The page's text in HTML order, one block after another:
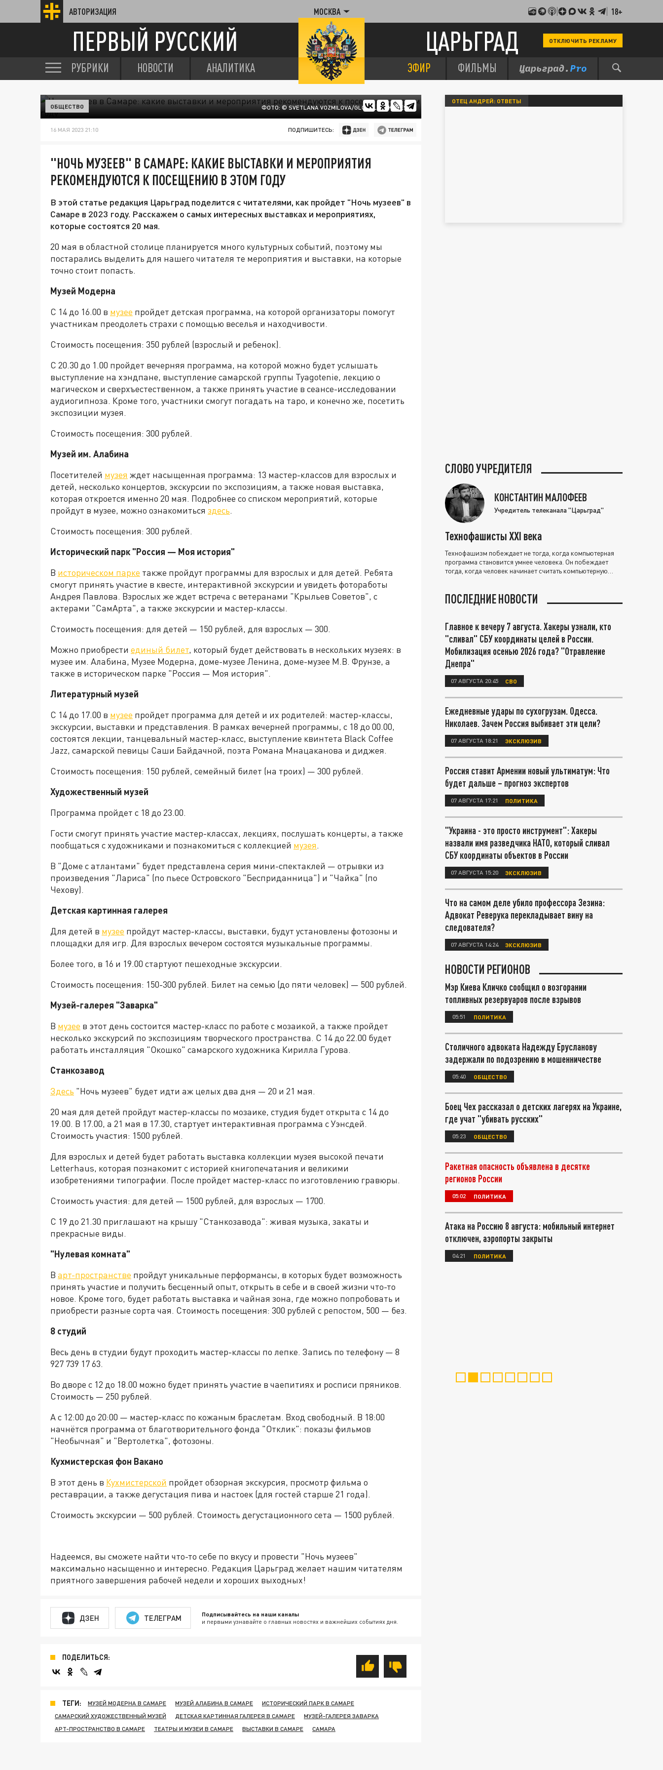
АВТОРИЗАЦИЯ МОСКВА 18+
ПЕРВЫЙ РУССКИЙ ЦАРЬГРАД ОТКЛЮЧИТЬ РЕКЛАМУ
РУБРИКИ НОВОСТИ АНАЛИТИКА ЭФИР ФИЛЬМЫ
ФОТО: © SVETLANA VOZMILOVA/GLOBALLOOKPRESS
ОБЩЕСТВО
16 МАЯ 2023 21:10 ПОДПИШИТЕСЬ:
"НОЧЬ МУЗЕЕВ" В САМАРЕ: КАКИЕ ВЫСТАВКИ И МЕРОПРИЯТИЯ
РЕКОМЕНДУЮТСЯ К ПОСЕЩЕНИЮ В ЭТОМ ГОДУ
В этой статье редакция Царьград поделится с читателями, как пройдет "Ночь музеев" в
Самаре в 2023 году. Расскажем о самых интересных выставках и мероприятиях,
которые состоятся 20 мая.
20 мая в областной столице планируется много культурных событий, поэтому мы
постарались выделить для нашего читателя те мероприятия и выставки, на которые
точно стоит попасть.
Музей Модерна
С 14 до 16.00 в музее пройдет детская программа, на которой организаторы помогут
участникам преодолеть страхи с помощью веселья и находчивости.
Стоимость посещения: 350 рублей (взрослый и ребенок).
С 20.30 до 1.00 пройдет вечерняя программа, на которой можно будет услышать
выступление на хэндпане, выступление самарской группы Tyagotenie, лекцию о
магическом и сверхъестественном, а также принять участие в сеансе-исследовании
аудиогипноза. Кроме того, участники смогут погадать на таро, и конечно же, посетить
экспозиции музея.
Стоимость посещения: 300 рублей.
Музей им. Алабина
Посетителей музея ждет насыщенная программа: 13 мастер-классов для взрослых и
детей, несколько концертов, экскурсии по экспозициям, а также новая выставка,
которая откроется именно 20 мая. Подробнее со списком мероприятий, которые
пройдут в музее, можно ознакомиться здесь.
Стоимость посещения: 300 рублей.
Исторический парк "Россия — Моя история"
В историческом парке также пройдут программы для взрослых и для детей. Ребята
смогут принять участие в квесте, интерактивной экскурсии и увидеть фотоработы
Андрея Павлова. Взрослых же ждет встреча с ветеранами "Крыльев Советов", с
актерами "СамАрта", а также экскурсии и мастер-классы.
Стоимость посещения: для детей — 150 рублей, для взрослых — 300.
Можно приобрести единый билет, который будет действовать в нескольких музеях: в
музее им. Алабина, Музее Модерна, доме-музее Ленина, доме-музее М.В. Фрунзе, а
также в историческом парке "Россия — Моя история".
Литературный музей
С 14 до 17.00 в музее пройдет программа для детей и их родителей: мастер-классы,
экскурсии, выставки и представления. В рамках вечерней программы, с 18 до 00.00,
состоятся лекции, танцевальный мастер-класс, выступление квинтета Black Coffee
Jazz, самарской певицы Саши Байдачной, поэта Романа Мнацаканова и диджея.
Стоимость посещения: 150 рублей, семейный билет (на троих) — 300 рублей.
Художественный музей
Программа пройдет с 18 до 23.00.
Гости смогут принять участие мастер-классах, лекциях, послушать концерты, а также
пообщаться с художниками и познакомиться с коллекцией музея.
В "Доме с атлантами" будет представлена серия мини-спектаклей — отрывки из
произведения "Лариса" (по пьесе Островского "Бесприданница") и "Чайка" (по
Чехову).
Детская картинная галерея
Для детей в музее пройдут мастер-классы, выставки, будут установлены фотозоны и
площадки для игр. Для взрослых вечером состоятся музыкальные программы.
Более того, в 16 и 19.00 стартуют пешеходные экскурсии.
Стоимость посещения: 150-300 рублей. Билет на семью (до пяти человек) — 500 рублей.
Музей-галерея "Заварка"
В музее в этот день состоится мастер-класс по работе с мозаикой, а также пройдет
несколько экскурсий по экспозициям творческого пространства. С 14 до 22.00 будет
работать инсталляция "Окошко" самарского художника Кирилла Гурова.
Станкозавод
Здесь "Ночь музеев" будет идти аж целых два дня — 20 и 21 мая.
20 мая для детей пройдут мастер-классы по мозаике, студия будет открыта с 14 до
19.00. В 17.00, а 21 мая в 17.30, стартует интерактивная программа с Уэнсдей.
Стоимость участия: 1500 рублей.
Для взрослых и детей будет работать выставка коллекции музея высокой печати
Letterhaus, которая познакомит с историей книгопечатания и великими
изобретениями типографии. После пройдет мастер-класс по изготовлению гравюры.
Стоимость участия: для детей — 1500 рублей, для взрослых — 1700.
С 19 до 21.30 приглашают на крышу "Станкозавода": живая музыка, закаты и
прекрасные виды.
"Нулевая комната"
В арт-пространстве пройдут уникальные перформансы, в которых будет возможность
принять участие и получить бесценный опыт, открыть в себе и в своей жизни что-то
новое. Кроме того, будет работать выставка и чайная зона, где можно попробовать и
приобрести разные сорта чая. Стоимость посещения: 300 рублей с репостом, 500 — без.
8 студий
Весь день в студии будут проходить мастер-классы по лепке. Запись по телефону — 8
927 739 17 63.
Во дворе с 12 до 18.00 можно будет принять участие в чаепитиях и росписи пряников.
Стоимость — 250 рублей.
А с 12:00 до 20:00 — мастер-класс по кожаным браслетам. Вход свободный. В 18:00
начнётся программа от благотворительного фонда "Отклик": показы фильмов
"Необычная" и "Вертолетка", фотозоны.
Кухмистерская фон Вакано
В этот день в Кухмистерской пройдет обзорная экскурсия, просмотр фильма о
реставрации, а также дегустация пива и настоек (для гостей старше 21 года).
Стоимость экскурсии — 500 рублей. Стоимость дегустационного сета — 1500 рублей.
Надеемся, вы сможете найти что-то себе по вкусу и провести "Ночь музеев"
максимально насыщенно и интересно. Редакция Царьград желает нашим читателям
приятного завершения рабочей недели и хороших выходных!
ДЗЕН ТЕЛЕГРАМ Подписывайтесь на наши каналы
и первыми узнавайте о главных новостях и важнейших событиях дня.
ПОДЕЛИТЬСЯ:
ТЕГИ: МУЗЕЙ МОДЕРНА В САМАРЕ МУЗЕЙ АЛАБИНА В САМАРЕ
ИСТОРИЧЕСКИЙ ПАРК В САМАРЕ
САМАРСКИЙ ХУДОЖЕСТВЕННЫЙ МУЗЕЙ
ДЕТСКАЯ КАРТИННАЯ ГАЛЕРЕЯ В САМАРЕ
МУЗЕЙ-ГАЛЕРЕЯ ЗАВАРКА
АРТ-ПРОСТРАНСТВО В САМАРЕ
ТЕАТРЫ И МУЗЕИ В САМАРЕ ВЫСТАВКИ В САМАРЕ САМАРА
ОТЕЦ АНДРЕЙ: ОТВЕТЫ
СЛОВО УЧРЕДИТЕЛЯ
КОНСТАНТИН МАЛОФЕЕВ
Учредитель телеканала "Царьград"
Технофашисты XXI века
Технофашизм побеждает не тогда, когда компьютерная
программа становится умнее человека. Он побеждает
тогда, когда человек начинает считать компьютерную
ПОСЛЕДНИЕ НОВОСТИ
Главное к вечеру 7 августа. Хакеры узнали, кто
"сливал" СБУ координаты целей в России.
Мобилизация осенью 2026 года? "Отравление
Днепра"
07 АВГУСТА 20:45 СВО
Ежедневные удары по сухогрузам. Одесса.
Николаев. Зачем Россия выбивает эти цели?
07 АВГУСТА 18:21 ЭКСКЛЮЗИВ
Россия ставит Армении новый ультиматум: Что
будет дальше – прогноз экспертов
07 АВГУСТА 17:21 ПОЛИТИКА
"Украина - это просто инструмент": Хакеры
назвали имя разведчика НАТО, который сливал
СБУ координаты объектов в России
07 АВГУСТА 15:20 ЭКСКЛЮЗИВ
Что на самом деле убило профессора Зезина:
Адвокат Реверука перекладывает вину на
следователя?
07 АВГУСТА 14:24 ЭКСКЛЮЗИВ
НОВОСТИ РЕГИОНОВ
Мэр Киева Кличко сообщил о возгорании
топливных резервуаров после взрывов
05:51 ПОЛИТИКА
Столичного адвоката Надежду Ерусланову
задержали по подозрению в мошенничестве
05:40 ОБЩЕСТВО
Боец Чех рассказал о детских лагерях на Украине,
где учат "убивать русских"
05:23 ОБЩЕСТВО
Ракетная опасность объявлена в десятке
регионов России
05:02 ПОЛИТИКА
Атака на Россию 8 августа: мобильный интернет
отключен, аэропорты закрыты
04:21 ПОЛИТИКА